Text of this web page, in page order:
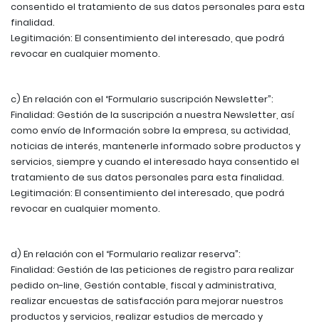
consentido el tratamiento de sus datos personales para esta
finalidad.
Legitimación: El consentimiento del interesado, que podrá
revocar en cualquier momento.
c) En relación con el “Formulario suscripción Newsletter”:
Finalidad: Gestión de la suscripción a nuestra Newsletter, así
como envío de Información sobre la empresa, su actividad,
noticias de interés, mantenerle informado sobre productos y
servicios, siempre y cuando el interesado haya consentido el
tratamiento de sus datos personales para esta finalidad.
Legitimación: El consentimiento del interesado, que podrá
revocar en cualquier momento.
d) En relación con el “Formulario realizar reserva”:
Finalidad: Gestión de las peticiones de registro para realizar
pedido on-line, Gestión contable, fiscal y administrativa,
realizar encuestas de satisfacción para mejorar nuestros
productos y servicios, realizar estudios de mercado y